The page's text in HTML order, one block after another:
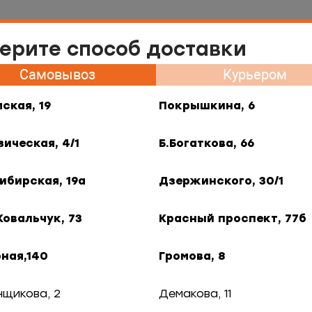
меню
способ доставки
Самовывоз Курьером
19 Покрышкина, 6
4/1 Б.Богаткова, 66
19а Дзержинского, 30/1
73 Красный проспект, 77б
Громова, 8
2 Демакова, 11
Контакты Франшиза Гастротур
рыба Сёмга стейк
в/у